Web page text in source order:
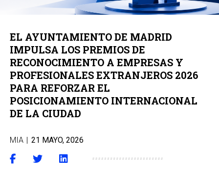
EL AYUNTAMIENTO DE MADRID
IMPULSA LOS PREMIOS DE
RECONOCIMIENTO A EMPRESAS Y
PROFESIONALES EXTRANJEROS 2026
PARA REFORZAR EL
POSICIONAMIENTO INTERNACIONAL
DE LA CIUDAD
MIA | 21 MAYO, 2026